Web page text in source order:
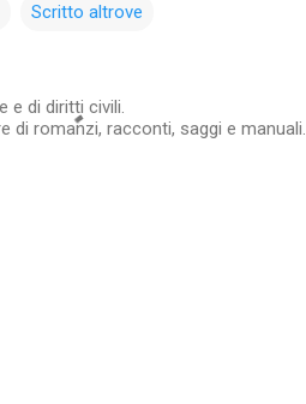
Scritto altrove
e di diritti civili.
di romanzi, racconti, saggi e manuali.